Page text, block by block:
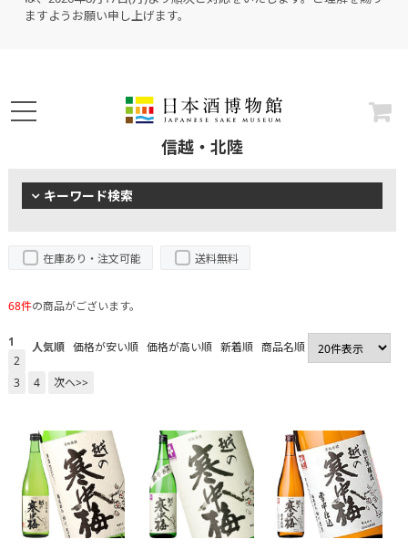
ますようお願い申し上げます。
信越・北陸
キーワード検索
在庫あり・注文可能 送料無料
68件の商品がございます。
人気順 価格が安い順 価格が高い順 新着順 商品名順
1
2
3
4 次へ>>